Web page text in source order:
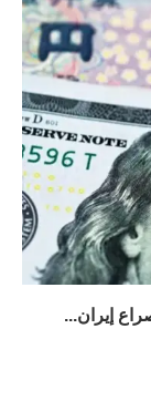
إيران...